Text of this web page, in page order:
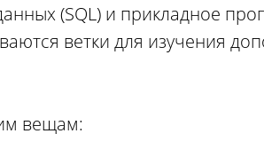
(SQL) и прикладное
ветки для изучения
вещам: